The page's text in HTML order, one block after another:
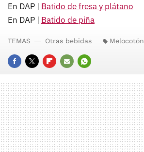
En DAP | Batido de fresa y plátano
En DAP | Batido de piña
FACEBOOK
TWITTERFLIPBOARD
E-
MAIL
WHATSAPP
TEMAS Otras bebidas Melocotón